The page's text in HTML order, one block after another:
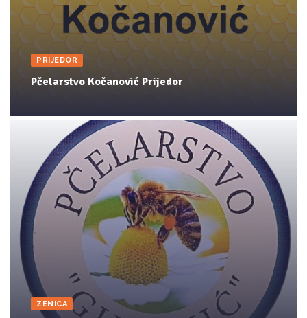
PRIJEDOR
Pčelarstvo Kočanović Prijedor
ZENICA